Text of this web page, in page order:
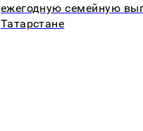
ежегодную семейную
Татарстане